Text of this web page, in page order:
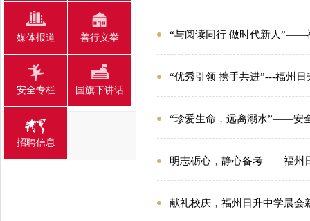
媒体报道 善行义举
安全专栏 国旗下讲话
招聘信息
“与阅读同行 做时代新人”——
“优秀引领 携手共进”---福州
“珍爱生命，远离溺水”——安
明志砺心，静心备考——福州
献礼校庆，福州日升中学晨会